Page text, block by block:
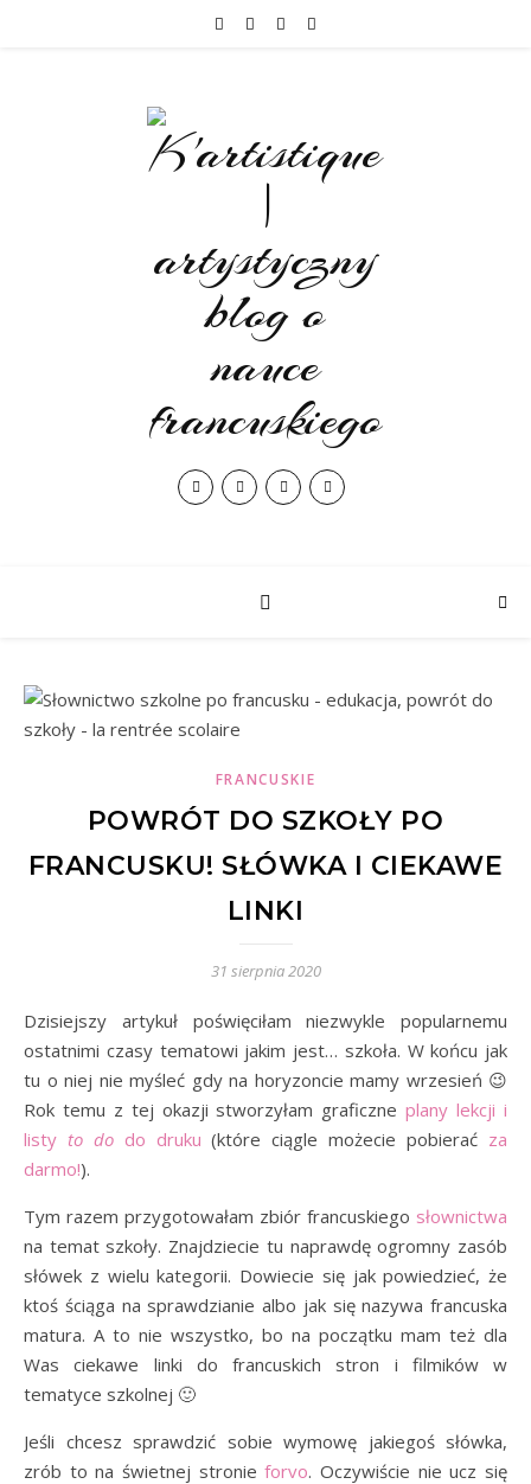
FRANCUSKIE
POWRÓT DO SZKOŁY PO
FRANCUSKU! SŁÓWKA I CIEKAWE
LINKI
31 sierpnia 2020
Dzisiejszy artykuł poświęciłam niezwykle popularnemu
ostatnimi czasy tematowi jakim jest… szkoła. W końcu jak
tu o niej nie myśleć gdy na horyzoncie mamy wrzesień 😉
Rok temu z tej okazji stworzyłam graficzneplany lekcji i
listy to dodo druku (które ciągle możecie pobierać za
darmo!).
Tym razem przygotowałam zbiór francuskiego słownictwa
na temat szkoły. Znajdziecie tu naprawdę ogromny zasób
słówek z wielu kategorii. Dowiecie się jak powiedzieć, że
ktoś ściąga na sprawdzianie albo jak się nazywa francuska
matura. A to nie wszystko, bo na początku mam też dla
Was ciekawe linki do francuskich stron i filmików w
tematyce szkolnej 🙂
Jeśli chcesz sprawdzić sobie wymowę jakiegoś słówka,
zrób to na świetnej stronieforvo. Oczywiście nie ucz się